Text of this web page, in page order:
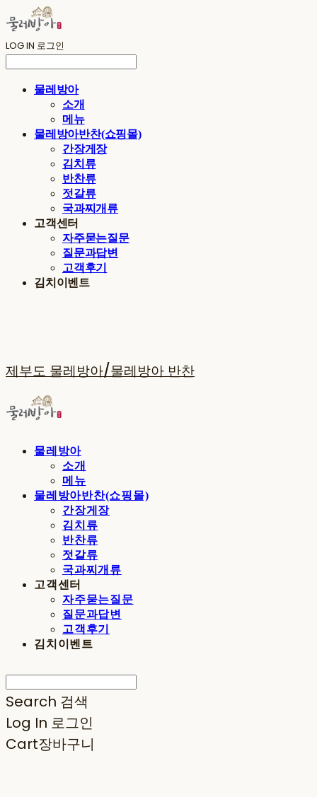
LOG IN 로그인
물레방아
소개
메뉴
물레방아반찬(쇼핑몰)
간장게장
김치류
반찬류
젓갈류
국과찌개류
고객센터
자주묻는질문
질문과답변
고객후기
김치이벤트
제부도 물레방아/물레방아 반찬
물레방아
소개
메뉴
물레방아반찬(쇼핑몰)
간장게장
김치류
반찬류
젓갈류
국과찌개류
고객센터
자주묻는질문
질문과답변
고객후기
김치이벤트
Search 검색
Log In 로그인
Cart장바구니